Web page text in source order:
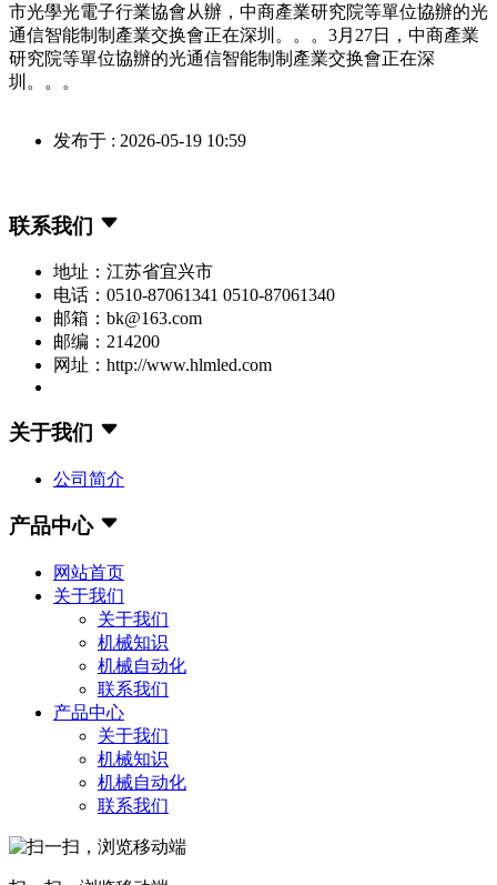
市光學光電子行業協會从辦，中商產業研究院等單位協辦的光
通信智能制制產業交换會正在深圳。。。3月27日，中商產業
研究院等單位協辦的光通信智能制制產業交换會正在深
圳。。。
发布于 : 2026-05-19 10:59
联系我们
地址：江苏省宜兴市
电话：0510-87061341 0510-87061340
邮箱：bk@163.com
邮编：214200
网址：http://www.hlmled.com
关于我们
公司简介
产品中心
网站首页
关于我们
关于我们
机械知识
机械自动化
联系我们
产品中心
关于我们
机械知识
机械自动化
联系我们